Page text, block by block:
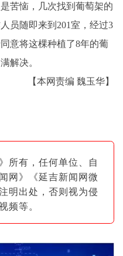
苦恼，几次找到葡萄架的
员随即来到201室，经过3
意将这棵种植了8年的葡
解决。
【本网责编 魏玉华】
有，任何单位、自
网》《延吉新闻网微
明出处，否则视为侵
视频等。